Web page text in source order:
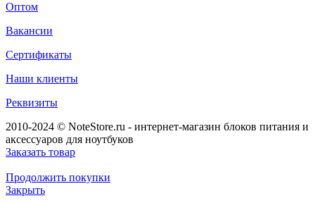
Оптом
Вакансии
Сертификаты
Наши клиенты
Реквизиты
2010-2024 © NoteStore.ru - интернет-магазин блоков питания и
аксессуаров для ноутбуков
Заказать товар
Продолжить покупки
Закрыть